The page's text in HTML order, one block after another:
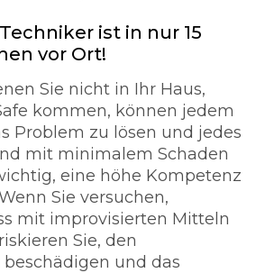
ist in nur 15
vor Ort!
Sie nicht in Ihr Haus,
kommen, können jedem
Problem zu lösen und jedes
mit minimalem Schaden
eine höhe Kompetenz
Sie versuchen,
mit improvisierten Mitteln
Sie, den
und das